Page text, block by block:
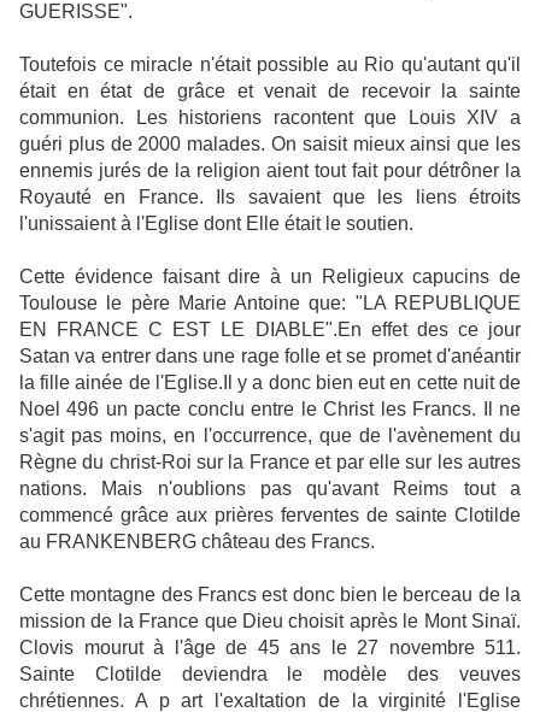
GUERISSE".
Toutefois ce miracle n'était possible au Rio qu'autant qu'il
était en état de grâce et venait de recevoir la sainte
communion. Les historiens racontent que Louis XIV a
guéri plus de 2000 malades. On saisit mieux ainsi que les
ennemis jurés de la religion aient tout fait pour détrôner la
Royauté en France. Ils savaient que les liens étroits
l'unissaient à l'Eglise dont Elle était le soutien.
Cette évidence faisant dire à un Religieux capucins de
Toulouse le père Marie Antoine que: "LA REPUBLIQUE
EN FRANCE C EST LE DIABLE".En effet des ce jour
Satan va entrer dans une rage folle et se promet d'anéantir
la fille ainée de l'Eglise.Il y a donc bien eut en cette nuit de
Noel 496 un pacte conclu entre le Christ les Francs. Il ne
s'agit pas moins, en l'occurrence, que de l'avènement du
Règne du christ-Roi sur la France et par elle sur les autres
nations. Mais n'oublions pas qu'avant Reims tout a
commencé grâce aux prières ferventes de sainte Clotilde
au FRANKENBERG château des Francs.
Cette montagne des Francs est donc bien le berceau de la
mission de la France que Dieu choisit après le Mont Sinaï.
Clovis mourut à l'âge de 45 ans le 27 novembre 511.
Sainte Clotilde deviendra le modèle des veuves
chrétiennes. A p art l'exaltation de la virginité l'Eglise